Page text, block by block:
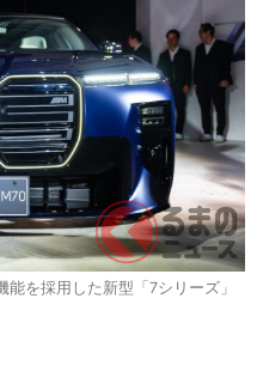
を採用した新型「7シリーズ」